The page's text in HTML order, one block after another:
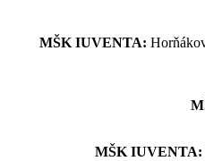
MŠK IUVENTA:
MŠK IUVENTA: